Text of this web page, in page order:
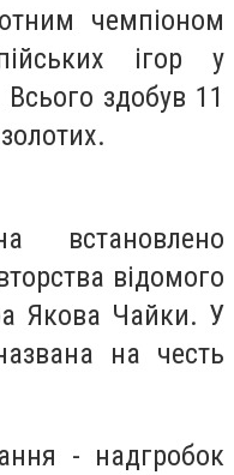
чемпіоном
ігор у
Всього здобув 11
встановлено
відомого
Якова Чайки. У
на честь
- надгробок